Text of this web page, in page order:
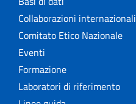
Collaborazioni internazionali
Comitato Etico Nazionale
Eventi
Formazione
Laboratori di riferimento